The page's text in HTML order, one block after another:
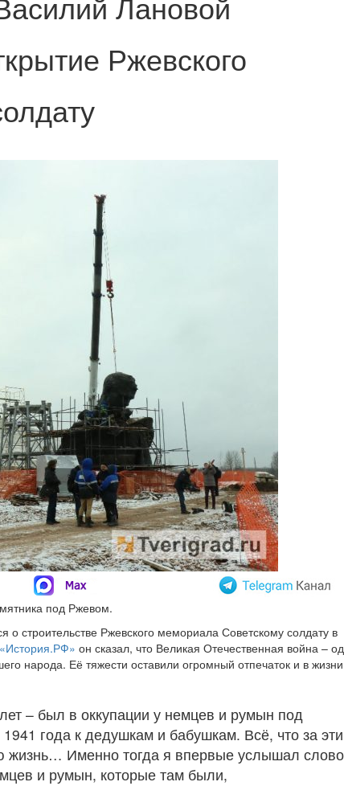
Ржевского
под Ржевом.
строительстве Ржевского мемориала Советскому солдату в
«История.РФ» он сказал, что Великая Отечественная война –
народа. Её тяжести оставили огромный отпечаток и в жизни
– был в оккупации у немцев и румын под
года к дедушкам и бабушкам. Всё, что за эти
жизнь… Именно тогда я впервые услышал слово
и румын, которые там были,